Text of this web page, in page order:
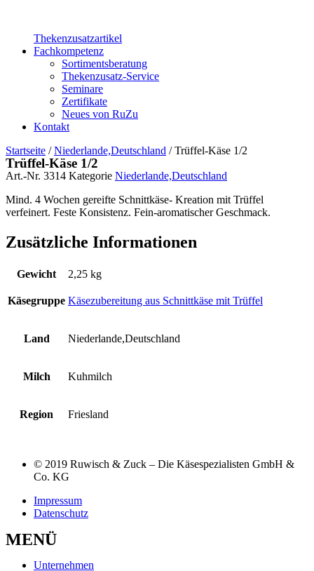
Thekenzusatzartikel
Fachkompetenz
Sortimentsberatung
Thekenzusatz-Service
Seminare
Zertifikate
Neues von RuZu
Kontakt
Startseite /Niederlande,Deutschland / Trüffel-Käse 1/2
Trüffel-Käse 1/2
Art.-Nr. 3314 Kategorie Niederlande,Deutschland
Mind. 4 Wochen gereifte Schnittkäse- Kreation mit Trüffel
verfeinert. Feste Konsistenz. Fein-aromatischer Geschmack.
Zusätzliche Informationen
Gewicht 2,25 kg
Käsegruppe Käsezubereitung aus Schnittkäse mit Trüffel
Land Niederlande,Deutschland
Milch Kuhmilch
Region Friesland
© 2019 Ruwisch & Zuck – Die Käsespezialisten GmbH &
Co. KG
Impressum
Datenschutz
MENÜ
Unternehmen